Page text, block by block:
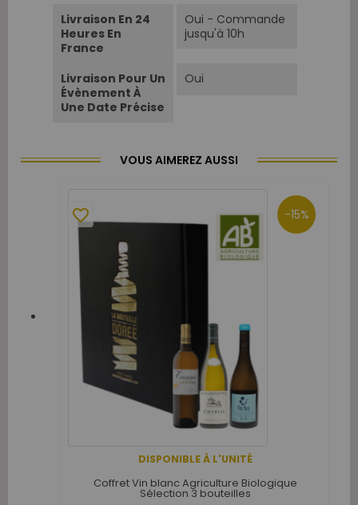
Livraison En 24
Heures En
France
Oui - Commande
jusqu'à 10h
Livraison Pour Un
Évènement À
Une Date Précise
Oui
VOUS AIMEREZ AUSSI
-15%
DISPONIBLE À L'UNITÉ
favorite_border
Coffret Vin blanc Agriculture Biologique
Sélection 3 bouteilles